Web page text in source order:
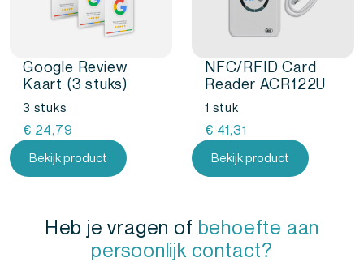
Google Review
Kaart (3 stuks)
3 stuks
€ 24,79
Bekijk product
NFC/RFID Card
Reader ACR122U
1 stuk
€ 41,31
Bekijk product
Heb je vragen of behoefte aan
persoonlijk contact?